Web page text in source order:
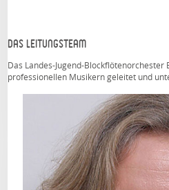
Das Leitungsteam
Das Landes-Jugend-
professionellen Musikern geleitet und